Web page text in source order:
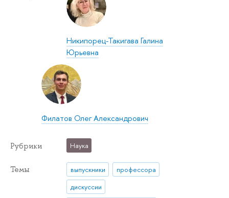
Никипорец-Такигава Галина
Юрьевна
Филатов Олег Александрович
Рубрики Наука
Темы выпускники
профессора
дискуссии